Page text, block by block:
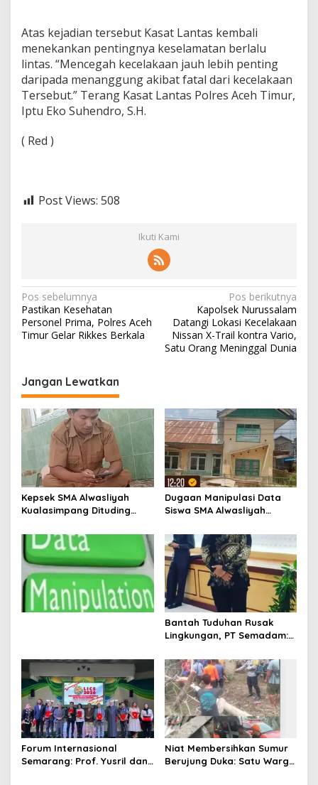
Atas kejadian tersebut Kasat Lantas kembali
menekankan pentingnya keselamatan berlalu
lintas. “Mencegah kecelakaan jauh lebih penting
daripada menanggung akibat fatal dari kecelakaan
Tersebut.” Terang Kasat Lantas Polres Aceh Timur,
Iptu Eko Suhendro, S.H.
( Red )
Post Views: 508
Ikuti Kami
N
a
v
g
a
s
i
p
o
s
Pos sebelumnya
Pastikan Kesehatan
Personel Prima, Polres Aceh
Timur Gelar Rikkes Berkala
Pos berikutnya
Kapolsek Nurussalam
Datangi Lokasi Kecelakaan
Nissan X-Trail kontra Vario,
Satu Orang Meninggal Dunia
Jangan Lewatkan
Kepsek SMA Alwasliyah
Kualasimpang Dituding
Datang Sesuka Hati, Dana
MBG Disalurkan ke Guru &
Pesantren
Dugaan Manipulasi Data
Siswa SMA Alwasliyah
Nihil Murid Tapi Terima
Dana BOS & Paket Makan
Bergizi
Bantah Tuduhan Rusak
Lingkungan, PT Semadam:
Hormati Asas Praduga
Tidak Bersalah
Forum Internasional
Semarang: Prof. Yusril dan
Niat Membersihkan Sumur
Berujung Duka: Satu Warga